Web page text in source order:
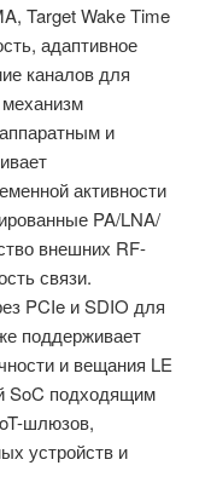
Target Wake Time
адаптивное
каналов для
и
активности
PA/LNA/
внешних RF-
связи.
PCIe и SDIO для
поддерживает
и вещания LE
SoC подходящим
шлюзов,
устройств и